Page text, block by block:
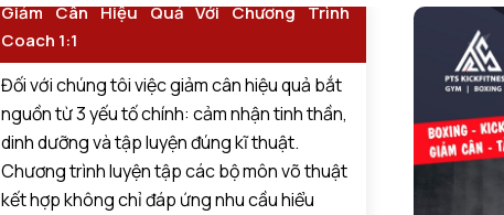
Giảm Cân Hiệu Quả Với Chương Trình
Coach 1:1
Đối với chúng tôi việc giảm cân hiệu quả bắt
nguồn từ 3 yếu tố chính: cảm nhận tinh thần,
dinh dưỡng và tập luyện đúng kĩ thuật.
Chương trình luyện tập các bộ môn võ thuật
kết hợp không chỉ đáp ứng nhu cầu hiểu